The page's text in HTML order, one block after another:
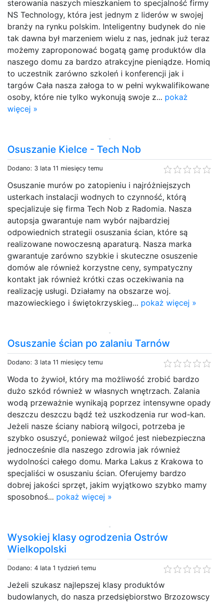
sterowania naszych mieszkaniem to specjalność firmy
NS Technology, która jest jednym z liderów w swojej
branży na rynku polskim. Inteligentny budynek do nie
tak dawna był marzeniem wielu z nas, jednak już teraz
możemy zaproponować bogatą gamę produktów dla
naszego domu za bardzo atrakcyjne pieniądze. Homiq
to uczestnik zarówno szkoleń i konferencji jak i
targów Cała nasza załoga to w pełni wykwalifikowane
osoby, które nie tylko wykonują swoje z... pokaż
więcej »
Osuszanie Kielce - Tech Nob
Dodano: 3 lata 11 miesięcy temu
Osuszanie murów po zatopieniu i najróżniejszych
usterkach instalacji wodnych to czynność, którą
specjalizuje się firma Tech Nob z Radomia. Nasza
autopsja gwarantuje nam wybór najbardziej
odpowiednich strategii osuszania ścian, które są
realizowane nowoczesną aparaturą. Nasza marka
gwarantuje zarówno szybkie i skuteczne osuszenie
domów ale również korzystne ceny, sympatyczny
kontakt jak również krótki czas oczekiwania na
realizację usługi. Działamy na obszarze woj.
mazowieckiego i świętokrzyskieg... pokaż więcej »
Osuszanie ścian po zalaniu Tarnów
Dodano: 3 lata 11 miesięcy temu
Woda to żywioł, który ma możliwość zrobić bardzo
dużo szkód również w własnych wnętrzach. Zalania
wodą przeważnie wynikają poprzez intensywne opady
deszczu deszczu bądź też uszkodzenia rur wod-kan.
Jeżeli nasze ściany nabiorą wilgoci, potrzeba je
szybko osuszyć, ponieważ wilgoć jest niebezpieczna
jednocześnie dla naszego zdrowia jak również
wydolności całego domu. Marka Lakus z Krakowa to
specjaliści w osuszaniu ścian. Oferujemy bardzo
dobrej jakości sprzęt, jakim wyjątkowo szybko mamy
sposobnoś... pokaż więcej »
Wysokiej klasy ogrodzenia Ostrów
Wielkopolski
Dodano: 4 lata 1 tydzień temu
Jeżeli szukasz najlepszej klasy produktów
budowlanych, do nasza przedsiębiorstwo Brzozowscy